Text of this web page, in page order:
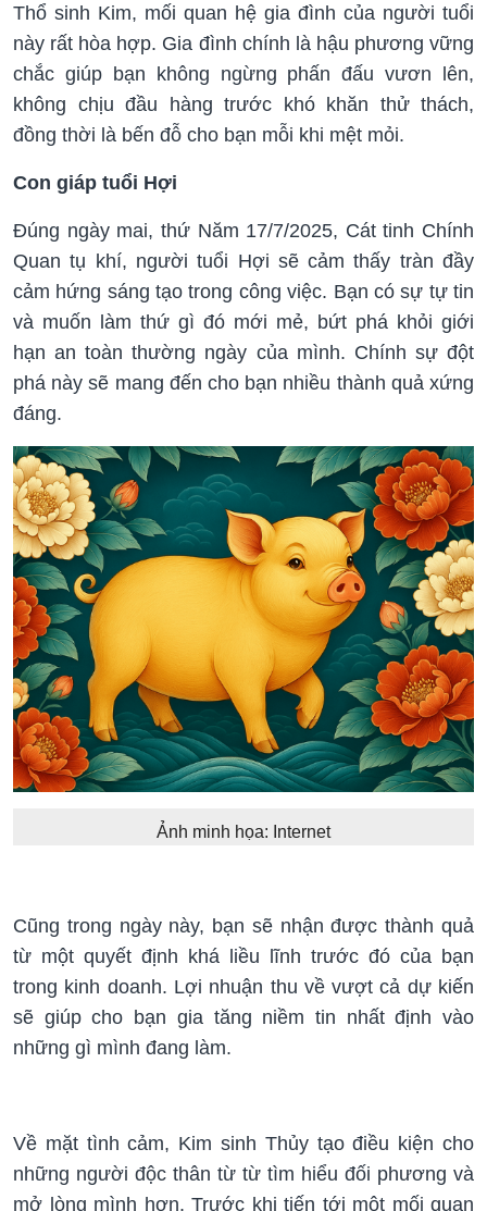
Thổ sinh Kim, mối quan hệ gia đình của người tuổi
này rất hòa hợp. Gia đình chính là hậu phương vững
chắc giúp bạn không ngừng phấn đấu vươn lên,
không chịu đầu hàng trước khó khăn thử thách,
đồng thời là bến đỗ cho bạn mỗi khi mệt mỏi.
Con giáp tuổi Hợi
Đúng ngày mai, thứ Năm 17/7/2025, Cát tinh Chính
Quan tụ khí, người tuổi Hợi sẽ cảm thấy tràn đầy
cảm hứng sáng tạo trong công việc. Bạn có sự tự tin
và muốn làm thứ gì đó mới mẻ, bứt phá khỏi giới
hạn an toàn thường ngày của mình. Chính sự đột
phá này sẽ mang đến cho bạn nhiều thành quả xứng
đáng.
Ảnh minh họa: Internet
Cũng trong ngày này, bạn sẽ nhận được thành quả
từ một quyết định khá liều lĩnh trước đó của bạn
trong kinh doanh. Lợi nhuận thu về vượt cả dự kiến
sẽ giúp cho bạn gia tăng niềm tin nhất định vào
những gì mình đang làm.
Về mặt tình cảm, Kim sinh Thủy tạo điều kiện cho
những người độc thân từ từ tìm hiểu đối phương và
mở lòng mình hơn. Trước khi tiến tới một mối quan